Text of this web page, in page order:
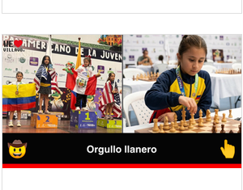
como Andrés Ríos Ink, es un tatuador y
body piercer profesional colombiano que
ha construido una carrera en el mundo
del arte corporal, convencido de que el
tatuaje y el body piercing van mucho
más allá de la estética: son una forma de
inmortalizar historias, emociones y
momentos que acompañarán a